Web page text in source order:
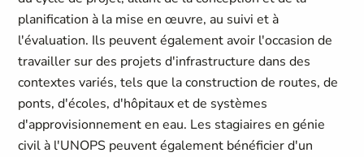
planification à la mise en œuvre, au suivi et à
l'évaluation. Ils peuvent également avoir l'occasion de
travailler sur des projets d'infrastructure dans des
contextes variés, tels que la construction de routes, de
ponts, d'écoles, d'hôpitaux et de systèmes
d'approvisionnement en eau. Les stagiaires en génie
civil à l'UNOPS peuvent également bénéficier d'un